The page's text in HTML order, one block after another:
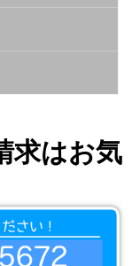
求はお気